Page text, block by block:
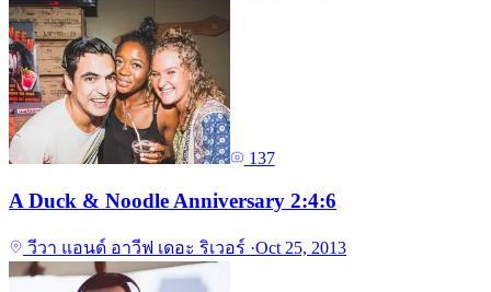
137
A Duck & Noodle Anniversary 2:4:6
วีวา แอนด์ อาวีฟ เดอะ ริเวอร์ ·Oct 25, 2013